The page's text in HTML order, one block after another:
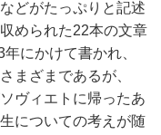
どがたっぷりと記述
められた22本の文章
にかけて書かれ、
まざまであるが、
ヴィエトに帰ったあ
についての考えが随